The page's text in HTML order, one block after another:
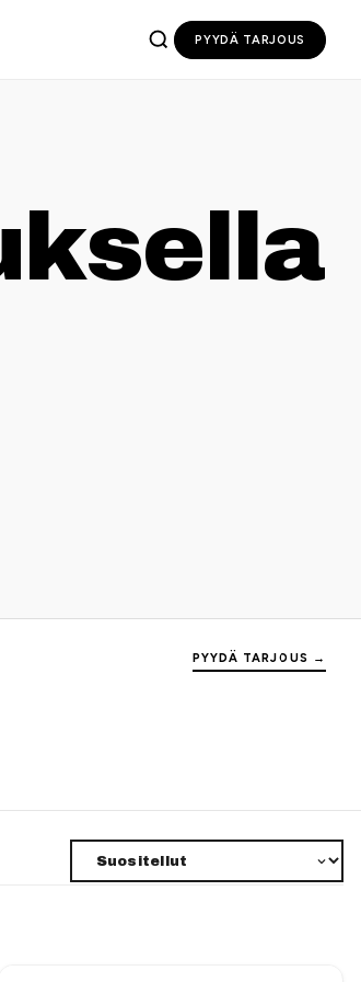
PYYDÄ TARJOUS
PYYDÄ TARJOUS →
Järjestys